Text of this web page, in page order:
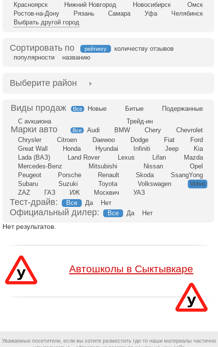
Красноярск
Нижний Новгород Новосибирск
Омск
Ростов-на-Дону
Рязань Самара Уфа
Челябинск
Выбрать другой город
Сортировать по рейтингу
количеству отзывов
популярности
названию
Выберите район
Все Новые Битые
Подержанные
С аукциона
Трейд-ин
Все Audi BMW Chery
Chevrolet
Chrysler
Citroen Daewoo Dodge Fiat
Ford
Great Wall
Honda Hyundai Infiniti Jeep
Kia
Lada (ВАЗ)
Land Rover Lexus Lifan
Mazda
Mercedes-Benz
Mitsubishi Nissan
Opel
Peugeot
Porsche Renault Skoda
SsangYong
Subaru
Suzuki Toyota Volkswagen
Volvo
ZAZ
ГАЗ ИЖ Москвич УАЗ
Тест-драйв: Все Да Нет
Официальный дилер: Все Да Нет
Нет результатов.
Автошколы в Сыктывкаре
Уважаемые посетители, если вы хотите разместить где-то наши материалы частично